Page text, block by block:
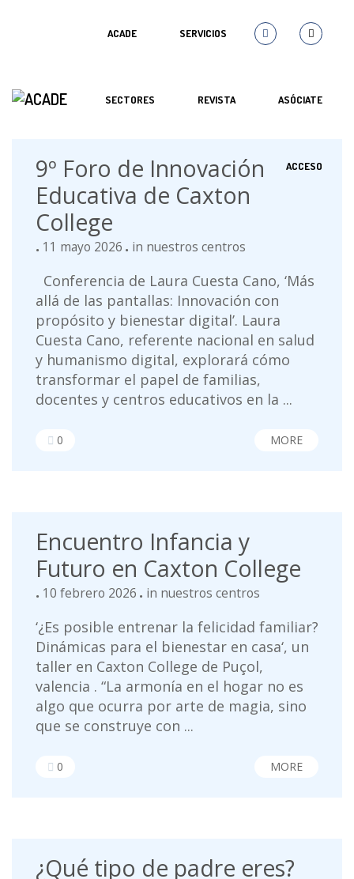
ACADE SERVICIOS
SECTORES REVISTA ASÓCIATE
ACCESO
9º Foro de Innovación
Educativa de Caxton
College
11 mayo 2026 in nuestros centros
Conferencia de Laura Cuesta Cano, ‘Más
allá de las pantallas: Innovación con
propósito y bienestar digital’. Laura
Cuesta Cano, referente nacional en salud
y humanismo digital, explorará cómo
transformar el papel de familias,
docentes y centros educativos en la ...
0 MORE
Encuentro Infancia y
Futuro en Caxton College
10 febrero 2026 in nuestros centros
‘¿Es posible entrenar la felicidad familiar?
Dinámicas para el bienestar en casa‘, un
taller en Caxton College de Puçol,
valencia . “La armonía en el hogar no es
algo que ocurra por arte de magia, sino
que se construye con ...
0 MORE
¿Qué tipo de padre eres?